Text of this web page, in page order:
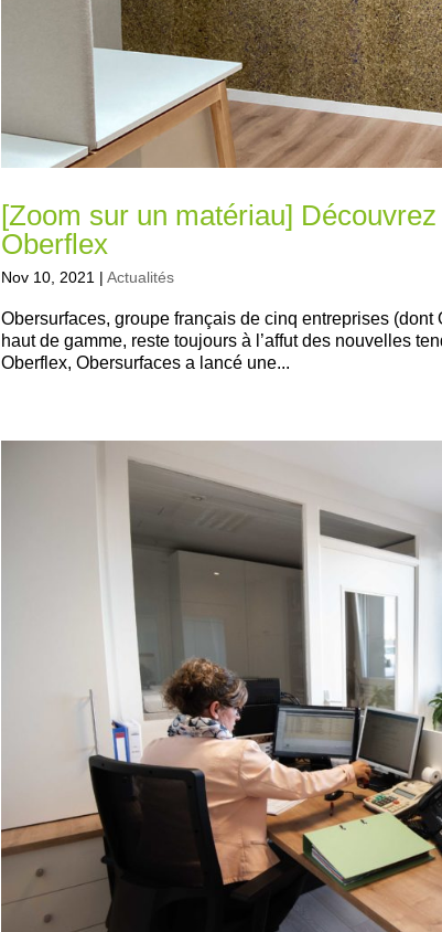
[Zoom sur un matériau]
Oberflex
Nov 10, 2021 | Actualités
Obersurfaces, groupe français de cinq entreprises
haut de gamme, reste toujours à l’affut des nouvelles
Oberflex, Obersurfaces a lancé une...